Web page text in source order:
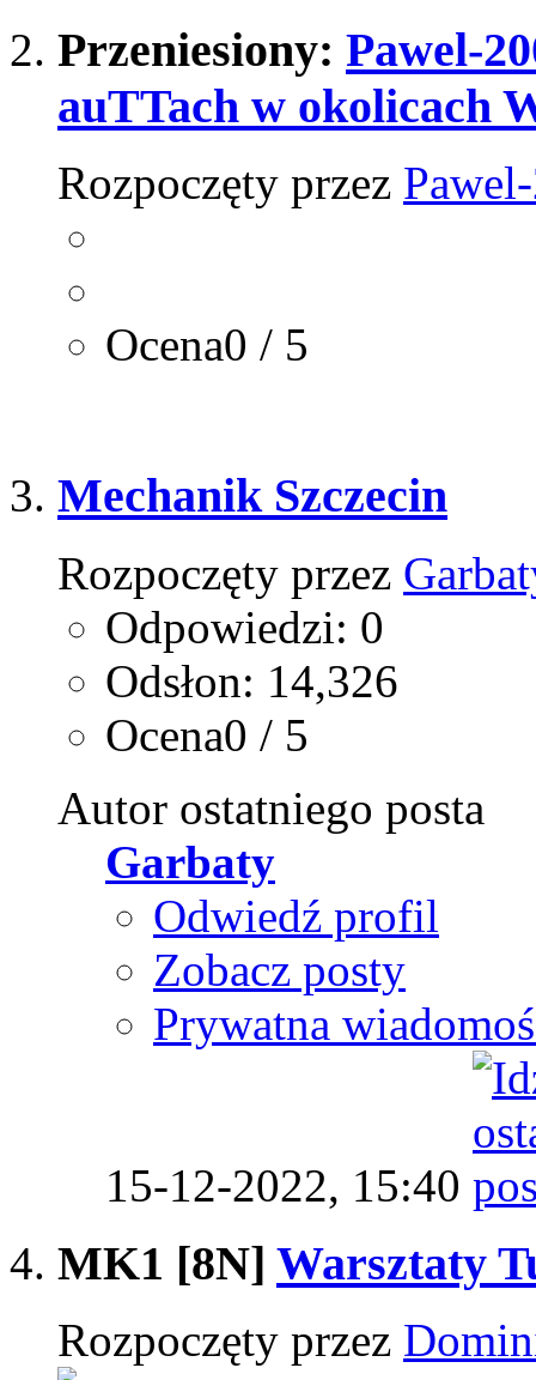
Przeniesiony: Pawel-
auTTach w okolicach
Rozpoczęty przez
Ocena0 / 5
Mechanik Szczecin
Rozpoczęty przez
Odpowiedzi: 0
Odsłon: 14,326
Ocena0 / 5
Autor ostatniego posta
Garbaty
Odwiedź profil
Zobacz posty
Prywatna
15-12-2022, 15:40
MK1 [8N] Warsztaty
Rozpoczęty przez